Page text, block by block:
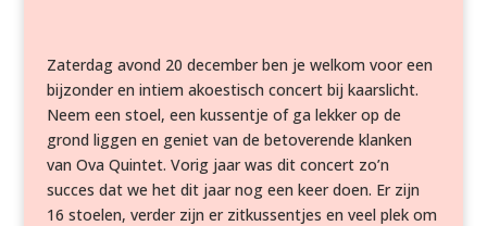
Zaterdag avond 20 december ben je welkom voor een
bijzonder en intiem akoestisch concert bij kaarslicht.
Neem een stoel, een kussentje of ga lekker op de
grond liggen en geniet van de betoverende klanken
van Ova Quintet. Vorig jaar was dit concert zo’n
succes dat we het dit jaar nog een keer doen. Er zijn
16 stoelen, verder zijn er zitkussentjes en veel plek om